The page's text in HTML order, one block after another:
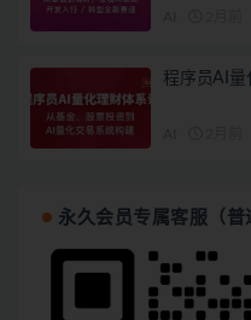
程序员AI量
永久会员专属客服（普